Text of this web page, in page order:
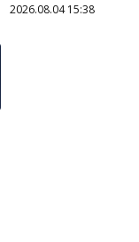
2026.08.04 15:38